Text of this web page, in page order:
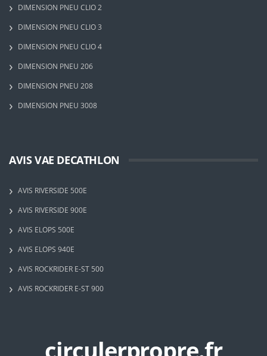
DIMENSION PNEU CLIO 2
DIMENSION PNEU CLIO 3
DIMENSION PNEU CLIO 4
DIMENSION PNEU 206
DIMENSION PNEU 208
DIMENSION PNEU 3008
AVIS VAE DECATHLON
AVIS RIVERSIDE 500E
AVIS RIVERSIDE 900E
AVIS ELOPS 500E
AVIS ELOPS 940E
AVIS ROCKRIDER E-ST 500
AVIS ROCKRIDER E-ST 900